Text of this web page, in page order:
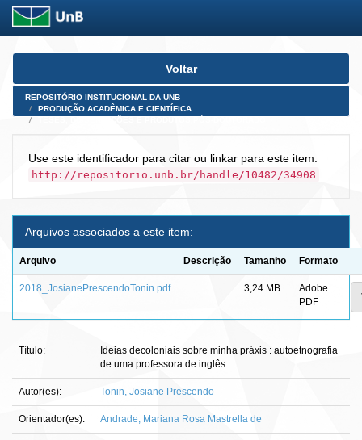
Skip
Voltar
REPOSITÓRIO INSTITUCIONAL DA UNB
PRODUÇÃO ACADÊMICA E CIENTÍFICA
Use este identificador para citar ou linkar para este item:
http://repositorio.unb.br/handle/10482/34908
Arquivos associados a este item:
Arquivo Descrição Tamanho Formato
2018_JosianePrescendoTonin.pdf 3,24 MB
Adobe
PDF
Título:
Ideias decoloniais sobre minha práxis : autoetnografia
de uma professora de inglês
Autor(es): Tonin, Josiane Prescendo
Orientador(es): Andrade, Mariana Rosa Mastrella de